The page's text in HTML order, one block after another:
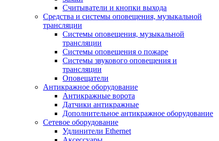
Считыватели и кнопки выхода
Средства и системы оповещения, музыкальной
трансляции
Системы оповещения, музыкальной
трансляции
Системы оповещения о пожаре
Системы звукового оповещения и
трансляции
Оповещатели
Антикражное оборудование
Антикражные ворота
Датчики антикражные
Дополнительное антикражное оборудование
Сетевое оборудование
Удлинители Ethernet